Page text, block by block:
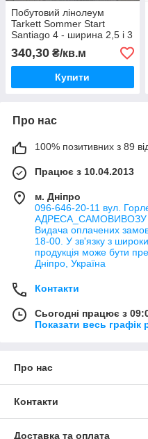
Побутовий лінолеум
Tarkett Sommer Start
Santiago 4 - ширина 2,5 і 3
і 3,5 і 4 метри
340,30 ₴/кв.м
Купити
Про нас
100% позитивних з 89
Працює з 10.04.2013
м. Дніпро
096-646-20-11 вул.
АДРЕСА_САМОВИВОЗУ -
Видача оплачених
18-00. У зв'язку з
продукція може бути
Дніпро, Україна
Контакти
Сьогодні працює з
Показати весь графік
Про нас
Контакти
Доставка та оплата